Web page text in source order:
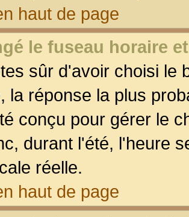
haut de page
le fuseau horaire
sûr d'avoir choisi le
la réponse la plus
conçu pour gérer le
durant l'été, l'heure
réelle.
haut de page